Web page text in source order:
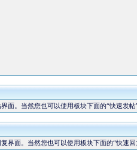
。当然您也可以使用板块下面的“快速发
面。当然您也可以使用板块下面的“快速